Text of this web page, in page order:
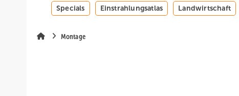
Specials Einstrahlungsatlas Landwirtschaft
Montage